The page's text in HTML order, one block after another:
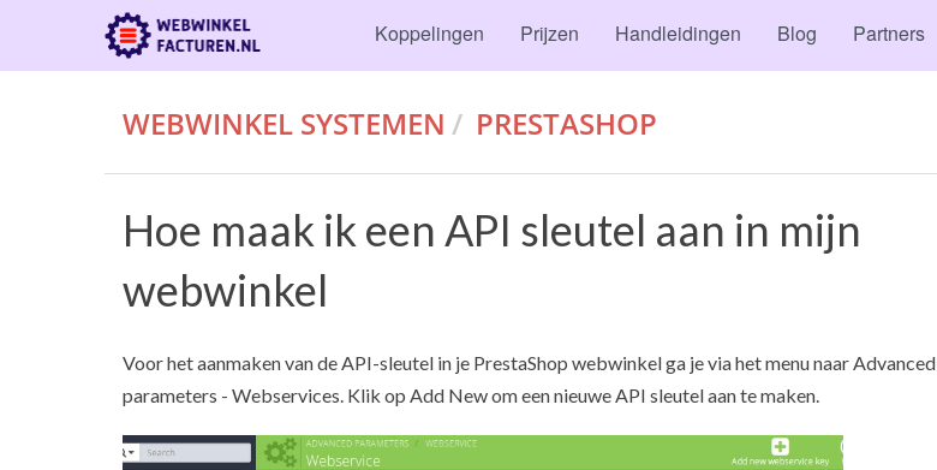
Koppelingen Prijzen Handleidingen Blog Partners
WEBWINKEL SYSTEMEN PRESTASHOP
Hoe maak ik een API sleutel aan in mijn
webwinkel
Voor het aanmaken van de API-sleutel in je PrestaShop webwinkel ga je via het menu naar Advanced
parameters - Webservices. Klik op Add New om een nieuwe API sleutel aan te maken.